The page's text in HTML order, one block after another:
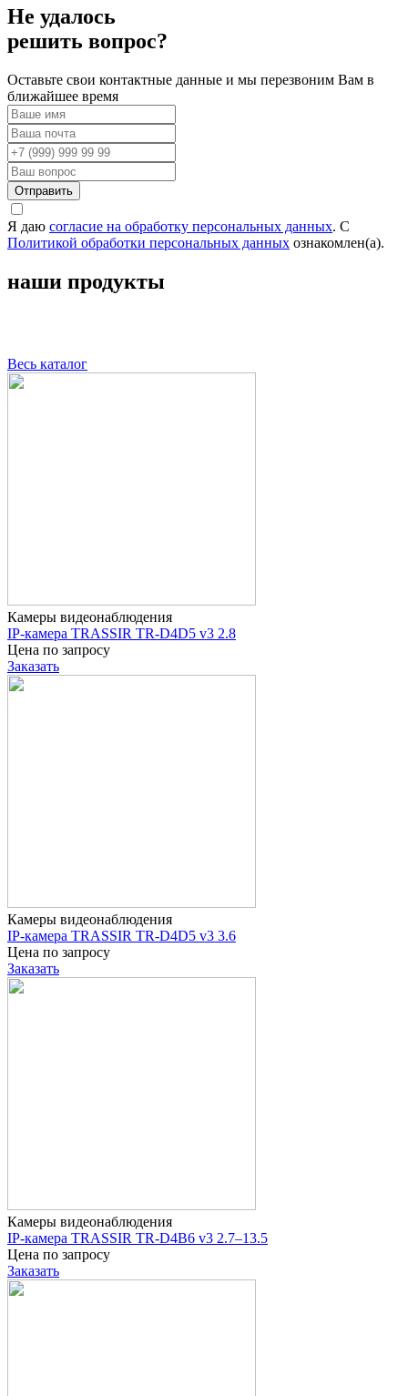
Не удалось
решить вопрос?
Оставьте свои контактные данные и мы перезвоним Вам в
ближайшее время
Отправить
Я даю согласие на обработку персональных данных. С
Политикой обработки персональных данных ознакомлен(а).
наши продукты
Весь каталог
Камеры видеонаблюдения
IP-камера TRASSIR TR-D4D5 v3 2.8
Цена по запросу
Заказать
Камеры видеонаблюдения
IP-камера TRASSIR TR-D4D5 v3 3.6
Цена по запросу
Заказать
Камеры видеонаблюдения
IP-камера TRASSIR TR-D4B6 v3 2.7–13.5
Цена по запросу
Заказать